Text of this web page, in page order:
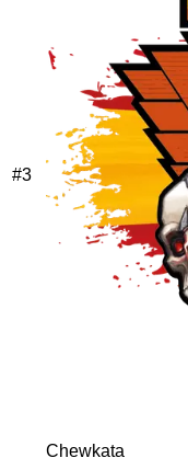
#3
Chewkata